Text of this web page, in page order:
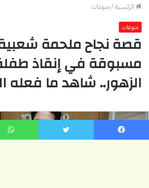
فيسبوك تويتر واتساب